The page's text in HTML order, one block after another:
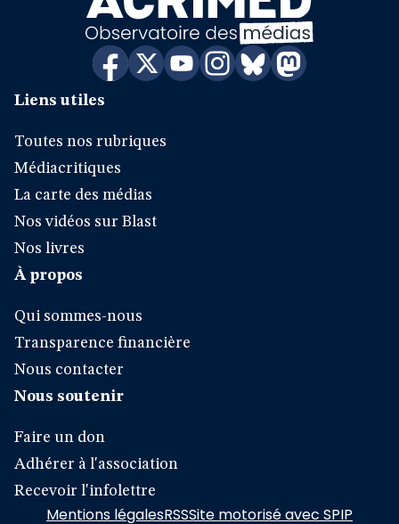
Liens utiles
Toutes nos rubriques
Médiacritiques
La carte des médias
Nos vidéos sur Blast
Nos livres
À propos
Qui sommes-nous
Transparence financière
Nous contacter
Nous soutenir
Faire un don
Adhérer à l'association
Recevoir l'infolettre
Mentions légalesRSSSite motorisé avec SPIP